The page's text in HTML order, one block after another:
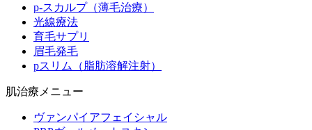
p-スカルプ（薄毛治療）
光線療法
育毛サプリ
眉毛発毛
pスリム（脂肪溶解注射）
肌治療メニュー
ヴァンパイアフェイシャル